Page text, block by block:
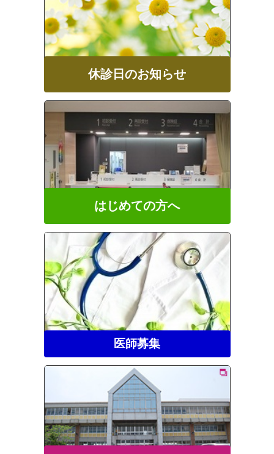
休診日のお知らせ
はじめての方へ
医師募集